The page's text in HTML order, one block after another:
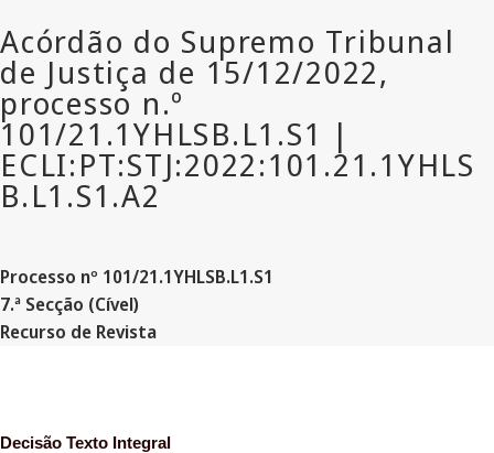
Processo nº 101/21.1YHLSB.L1.S1
7.ª Secção (Cível)
Recurso de Revista
Decisão Texto Integral